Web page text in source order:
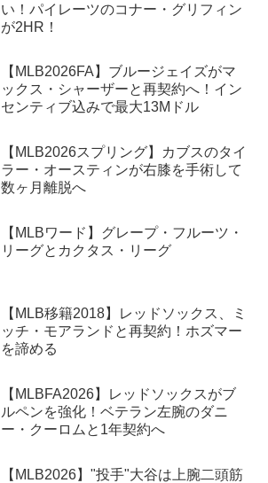
い！パイレーツのコナー・グリフィン
が2HR！
【MLB2026FA】ブルージェイズがマ
ックス・シャーザーと再契約へ！イン
センティブ込みで最大13Mドル
【MLB2026スプリング】カブスのタイ
ラー・オースティンが右膝を手術して
数ヶ月離脱へ
【MLBワード】グレープ・フルーツ・
リーグとカクタス・リーグ
【MLB移籍2018】レッドソックス、ミ
ッチ・モアランドと再契約！ホズマー
を諦める
【MLBFA2026】レッドソックスがブ
ルペンを強化！ベテラン左腕のダニ
ー・クーロムと1年契約へ
【MLB2026】"投手"大谷は上腕二頭筋